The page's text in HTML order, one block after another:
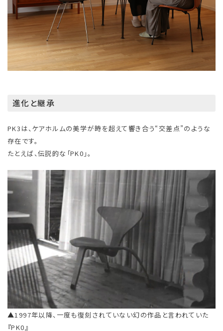
進化と継承
PK3は、ケアホルムの美学が時を超えて響き合う“交差点”のような
存在です。
たとえば、伝説的な「PK0」。
▲1997年以降、一度も復刻されていない幻の作品と言われていた
『PK0』